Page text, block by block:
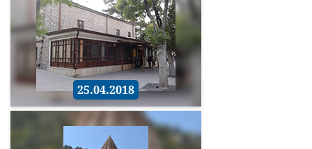
25.04.2018